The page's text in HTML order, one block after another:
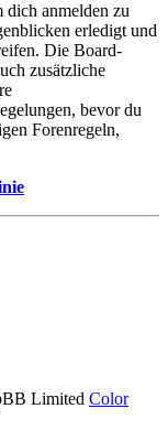
dich anmelden zu
erledigt und
Die Board-
zusätzliche
bevor du
Forenregeln,
Limited Color